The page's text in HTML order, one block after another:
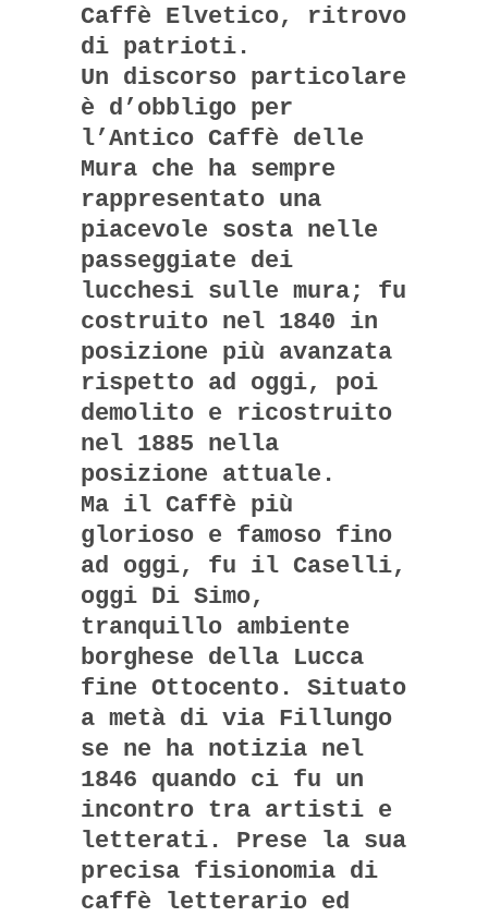
Caffè Elvetico, ritrovo
di patrioti.
Un discorso particolare
è d’obbligo per
l’Antico Caffè delle
Mura che ha sempre
rappresentato una
piacevole sosta nelle
passeggiate dei
lucchesi sulle mura; fu
costruito nel 1840 in
posizione più avanzata
rispetto ad oggi, poi
demolito e ricostruito
nel 1885 nella
posizione attuale.
Ma il Caffè più
glorioso e famoso fino
ad oggi, fu il Caselli,
oggi Di Simo,
tranquillo ambiente
borghese della Lucca
fine Ottocento. Situato
a metà di via Fillungo
se ne ha notizia nel
1846 quando ci fu un
incontro tra artisti e
letterati. Prese la sua
precisa fisionomia di
caffè letterario ed